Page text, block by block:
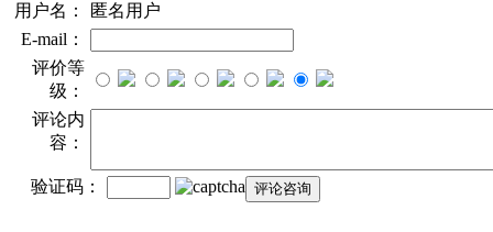
用户名：
匿名用户
E-mail：
评价等
级：
评论内
容：
验证码：